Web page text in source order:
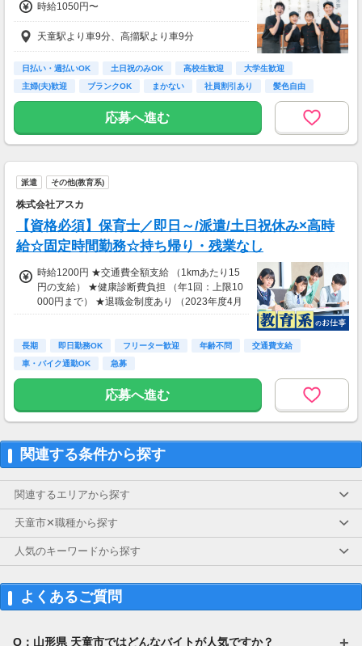
時給1050円〜
天童駅より車9分、高擶駅より車9分
日払い・週払いOK 土日祝のみOK 高校生歓迎
大学生歓迎
主婦(夫)歓迎
ブランクOK まかない 社員割引あり 髪色自由
応募へ進む
派遣 その他(教育系)
株式会社アスカ
【資格必須】保育士／即日～/派遣/土日祝休み×高時
給☆固定時間勤務☆持ち帰り・残業なし
時給1200円 ★交通費全額支給 （1kmあたり15
円の支給） ★健康診断費負担 （年1回：上限10
000円まで） ★退職金制度あり （2023年度4月
支給実績：平均約15万円支給）
長期 即日勤務OK フリーター歓迎 年齢不問
交通費支給
車・バイク通勤OK
急募
応募へ進む
関連する条件から探す
関連するエリアから探す
天童市✕職種から探す
人気のキーワードから探す
よくあるご質問
Q：山形県 天童市ではどんなバイトが人気ですか？